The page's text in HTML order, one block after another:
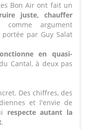
Bon Air ont fait un
juste, chauffer
argument
par Guy Salat
en quasi-
Cantal, à deux pas
Des chiffres, des
et l'envie de
respecte autant la
.